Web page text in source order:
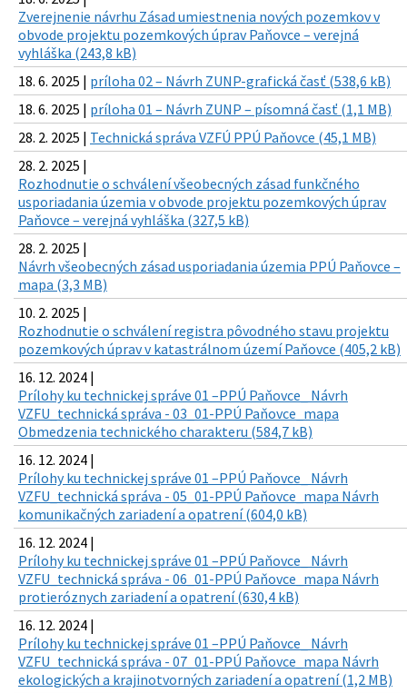
Zverejnenie návrhu Zásad umiestnenia nových pozemkov v
obvode projektu pozemkových úprav Paňovce – verejná
vyhláška (243,8 kB)
18. 6. 2025 | príloha 02 – Návrh ZUNP-grafická časť (538,6 kB)
18. 6. 2025 | príloha 01 – Návrh ZUNP – písomná časť (1,1 MB)
28. 2. 2025 | Technická správa VZFÚ PPÚ Paňovce (45,1 MB)
28. 2. 2025 |
Rozhodnutie o schválení všeobecných zásad funkčného
usporiadania územia v obvode projektu pozemkových úprav
Paňovce – verejná vyhláška (327,5 kB)
28. 2. 2025 |
Návrh všeobecných zásad usporiadania územia PPÚ Paňovce –
mapa (3,3 MB)
10. 2. 2025 |
Rozhodnutie o schválení registra pôvodného stavu projektu
pozemkových úprav v katastrálnom území Paňovce (405,2 kB)
16. 12. 2024 |
Prílohy ku technickej správe 01 –PPÚ Paňovce_ Návrh
VZFU_technická správa - 03_01-PPÚ Paňovce_mapa
Obmedzenia technického charakteru (584,7 kB)
16. 12. 2024 |
Prílohy ku technickej správe 01 –PPÚ Paňovce_ Návrh
VZFU_technická správa - 05_01-PPÚ Paňovce_mapa Návrh
komunikačných zariadení a opatrení (604,0 kB)
16. 12. 2024 |
Prílohy ku technickej správe 01 –PPÚ Paňovce_ Návrh
VZFU_technická správa - 06_01-PPÚ Paňovce_mapa Návrh
protieróznych zariadení a opatrení (630,4 kB)
16. 12. 2024 |
Prílohy ku technickej správe 01 –PPÚ Paňovce_ Návrh
VZFU_technická správa - 07_01-PPÚ Paňovce_mapa Návrh
ekologických a krajinotvorných zariadení a opatrení (1,2 MB)